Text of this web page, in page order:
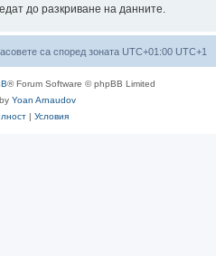
до разкриване на данните.
са според зоната UTC+01:00 UTC+1
® Forum Software © phpBB Limited
Yoan Arnaudov
| Условия